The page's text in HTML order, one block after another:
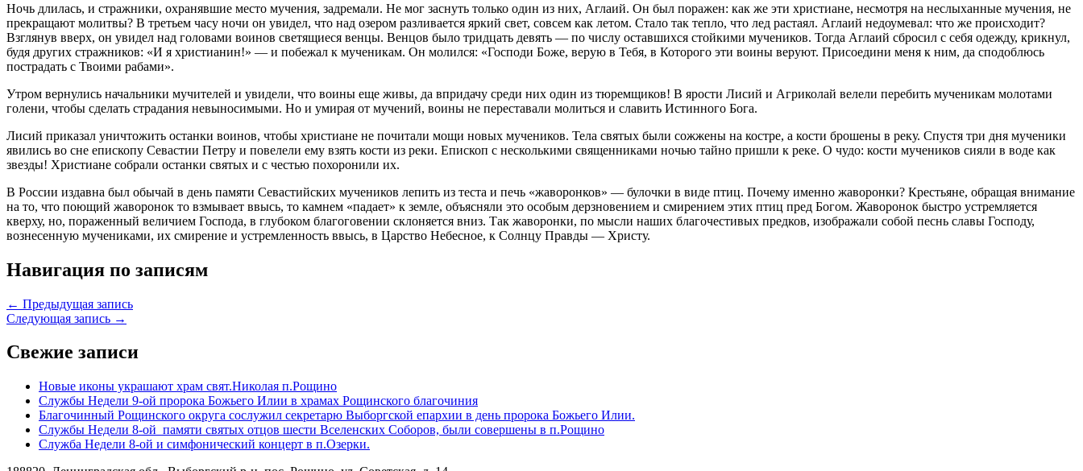
Ночь длилась, и стражники, охранявшие место мучения, задремали. Не мог заснуть только один из них, Аглаий. Он был поражен: как же эти христиане, несмотря на неслыханные мучения, не
прекращают молитвы? В третьем часу ночи он увидел, что над озером разливается яркий свет, совсем как летом. Стало так тепло, что лед растаял. Аглаий недоумевал: что же происходит?
Взглянув вверх, он увидел над головами воинов светящиеся венцы. Венцов было тридцать девять — по числу оставшихся стойкими мучеников. Тогда Аглаий сбросил с себя одежду, крикнул,
будя других стражников: «И я христианин!» — и побежал к мученикам. Он молился: «Господи Боже, верую в Тебя, в Которого эти воины веруют. Присоедини меня к ним, да сподоблюсь
пострадать с Твоими рабами».
Утром вернулись начальники мучителей и увидели, что воины еще живы, да впридачу среди них один из тюремщиков! В ярости Лисий и Агриколай велели перебить мученикам молотами
голени, чтобы сделать страдания невыносимыми. Но и умирая от мучений, воины не переставали молиться и славить Истинного Бога.
Лисий приказал уничтожить останки воинов, чтобы христиане не почитали мощи новых мучеников. Тела святых были сожжены на костре, а кости брошены в реку. Спустя три дня мученики
явились во сне епископу Севастии Петру и повелели ему взять кости из реки. Епископ с несколькими священниками ночью тайно пришли к реке. О чудо: кости мучеников сияли в воде как
звезды! Христиане собрали останки святых и с честью похоронили их.
В России издавна был обычай в день памяти Севастийских мучеников лепить из теста и печь «жаворонков» — булочки в виде птиц. Почему именно жаворонки? Крестьяне, обращая внимание
на то, что поющий жаворонок то взмывает ввысь, то камнем «падает» к земле, объясняли это особым дерзновением и смирением этих птиц пред Богом. Жаворонок быстро устремляется
кверху, но, пораженный величием Господа, в глубоком благоговении склоняется вниз. Так жаворонки, по мысли наших благочестивых предков, изображали собой песнь славы Господу,
вознесенную мучениками, их смирение и устремленность ввысь, в Царство Небесное, к Солнцу Правды — Христу.
Навигация по записям
← Предыдущая запись
Следующая запись →
Свежие записи
Новые иконы украшают храм свят.Николая п.Рощино
Службы Недели 9-ой пророка Божьего Илии в храмах Рощинского благочиния
Благочинный Рощинского округа сослужил секретарю Выборгской епархии в день пророка Божьего Илии.
Службы Недели 8-ой памяти святых отцов шести Вселенских Соборов, были совершены в п.Рощино
Служба Недели 8-ой и симфонический концерт в п.Озерки.